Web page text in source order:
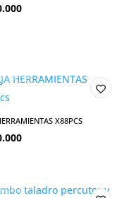
X88PCS